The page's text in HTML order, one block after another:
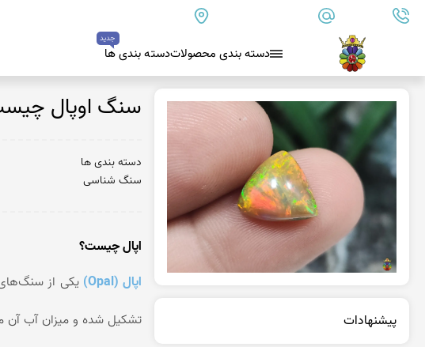
09179890157
info@goharanshop.com
دسته بندی محصولات
بلو لس آگات
کلسدونی
عقیق کلسدونی آبی
عقیق دروزی کلسدونی
عقیق کلسدونی قهوه ای
عقیق یمن
عقیق
عقیق
دسته بندی ها
جدید
پیشنهادات
سنگ اوپال
دسته بندی ها
سنگ شناسی
اپال چیست؟
اپال (Opal)
یکی از